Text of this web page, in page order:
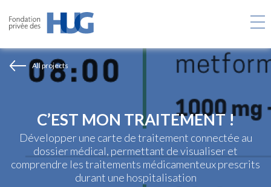
main
All projects
C’EST MON TRAITEMENT !
Développer une carte de traitement connectée au
dossier médical, permettant de visualiser et
comprendre les traitements médicamenteux prescrits
durant une hospitalisation